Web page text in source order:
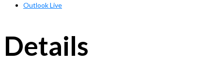
Outlook Live
Details